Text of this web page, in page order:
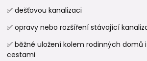
✅ dešťovou kanalizaci
✅ opravy nebo rozšíření stávající
✅ běžné uložení kolem rodinných domů
cestami